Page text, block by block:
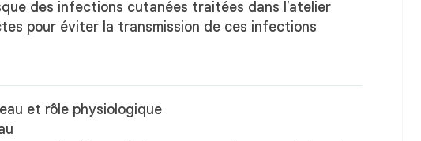
des infections cutanées traitées dans l’atelier
pour éviter la transmission de ces infections
et rôle physiologique